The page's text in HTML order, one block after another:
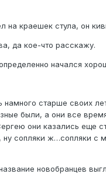
на краешек стула, он
да кое-что расскажу.
начался
намного старше своих
были, а они все
они казались еще
ну сопляки ж…сопляки с
новобранцев